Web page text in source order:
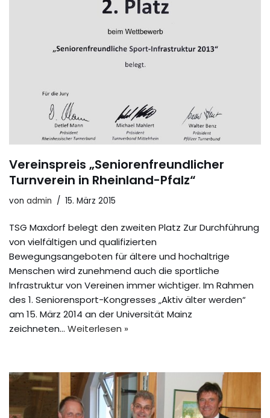
Vereinspreis „Seniorenfreundlicher
Turnverein in Rheinland-Pfalz“
von admin 15. März 2015
TSG Maxdorf belegt den zweiten Platz Zur Durchführung
von vielfältigen und qualifizierten
Bewegungsangeboten für ältere und hochaltrige
Menschen wird zunehmend auch die sportliche
Infrastruktur von Vereinen immer wichtiger. Im Rahmen
des 1. Seniorensport-Kongresses „Aktiv älter werden“
am 15. März 2014 an der Universität Mainz
zeichneten… Weiterlesen »